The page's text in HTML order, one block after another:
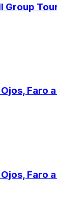
Group
Faro
Faro